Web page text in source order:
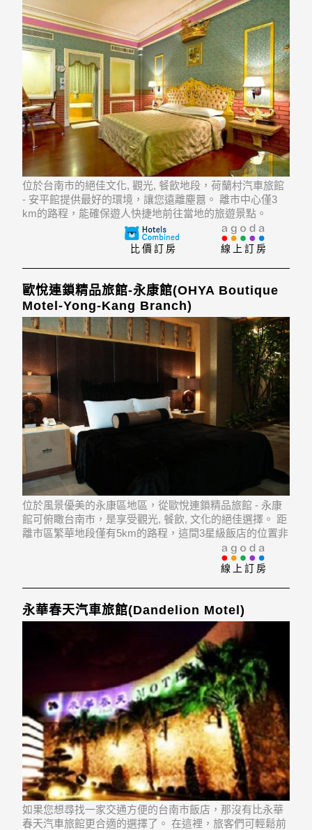
位於台南市的絕佳文化, 觀光, 餐飲地段，荷蘭村汽車旅館
- 安平館提供最好的環境，讓您遠離塵囂。 離市中心僅3
km的路程，能確保遊人快捷地前往當地的旅遊景點。
Yonghua Night Market, Chou's Shrimp Roll, Yinlian 925也
近在咫尺。在這家舒適
線上訂房
比價訂房
歐悅連鎖精品旅館-永康館(OHYA Boutique
Motel-Yong-Kang Branch)
位於風景優美的永康區地區，從歐悅連鎖精品旅館 - 永康
館可俯瞰台南市，是享受觀光, 餐飲, 文化的絕佳選擇。 距
離市區繁華地段僅有5km的路程，這間3星級飯店的位置非
常優越，方便外遊。 飯店位於Yanxing Night Market,
線上訂房
永華春天汽車旅館(Dandelion Motel)
如果您想尋找一家交通方便的台南市飯店，那沒有比永華
春天汽車旅館更合適的選擇了。 在這裡，旅客們可輕鬆前